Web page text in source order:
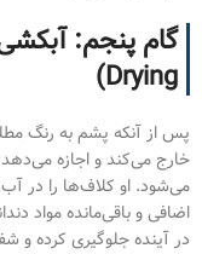
Drying)
پس از آنکه پشم به رنگ
خارج می‌کند و اجازه
می‌شود. او کلاف‌ها را در
اضافی و باقی‌مانده مواد
در آینده جلوگیری کرده و